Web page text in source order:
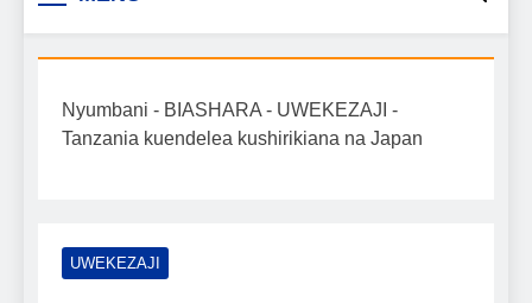
Tanzania
kilimo, mitindo, na burudani kwa Kiswahili,
mafanikio yako.
Nyumbani - BIASHARA - UWEKEZAJI -
Tanzania kuendelea kushirikiana na Japan
UWEKEZAJI